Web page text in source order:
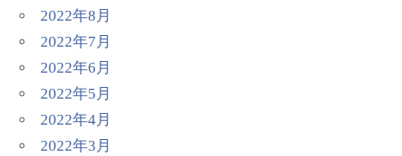
2022年8月
2022年7月
2022年6月
2022年5月
2022年4月
2022年3月